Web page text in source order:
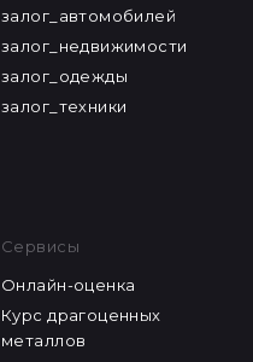
залог_автомобилей
залог_недвижимости
залог_одежды
залог_техники
Сервисы
Онлайн-оценка
Курс драгоценных
металлов